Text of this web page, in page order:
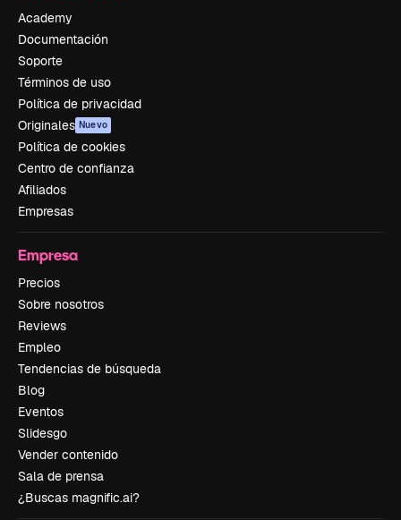
Academy
Documentación
Soporte
Términos de uso
Política de privacidad
Originales Nuevo
Política de cookies
Centro de confianza
Afiliados
Empresas
Empresa
Precios
Sobre nosotros
Reviews
Empleo
Tendencias de búsqueda
Blog
Eventos
Slidesgo
Vender contenido
Sala de prensa
¿Buscas magnific.ai?